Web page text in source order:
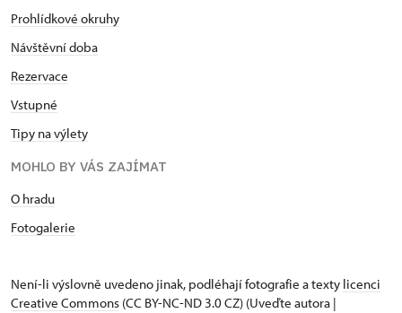
Prohlídkové okruhy
Návštěvní doba
Rezervace
Vstupné
Tipy na výlety
MOHLO BY VÁS ZAJÍMAT
O hradu
Fotogalerie
Není-li výslovně uvedeno jinak, podléhají fotografie a texty licenci
Creative Commons (CC BY-NC-ND 3.0 CZ) (Uveďte autora |